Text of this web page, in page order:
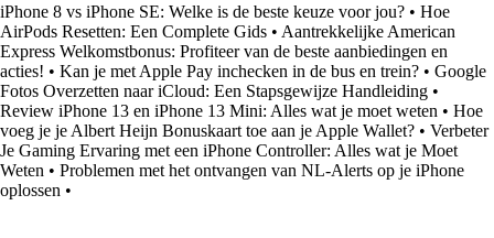
iPhone 8 vs iPhone SE: Welke is de beste keuze voor jou? • Hoe
AirPods Resetten: Een Complete Gids • Aantrekkelijke American
Express Welkomstbonus: Profiteer van de beste aanbiedingen en
acties! • Kan je met Apple Pay inchecken in de bus en trein? • Google
Fotos Overzetten naar iCloud: Een Stapsgewijze Handleiding •
Review iPhone 13 en iPhone 13 Mini: Alles wat je moet weten • Hoe
voeg je je Albert Heijn Bonuskaart toe aan je Apple Wallet? • Verbeter
Je Gaming Ervaring met een iPhone Controller: Alles wat je Moet
Weten • Problemen met het ontvangen van NL-Alerts op je iPhone
oplossen •